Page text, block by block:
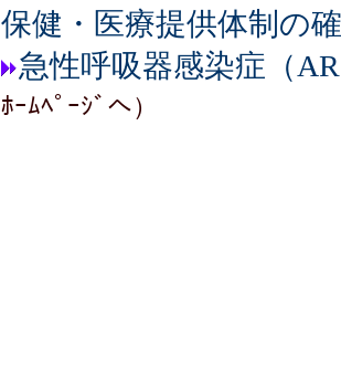
保健・医療提供体制の
急性呼吸器感染症（
ﾎｰﾑﾍﾟｰｼﾞへ）